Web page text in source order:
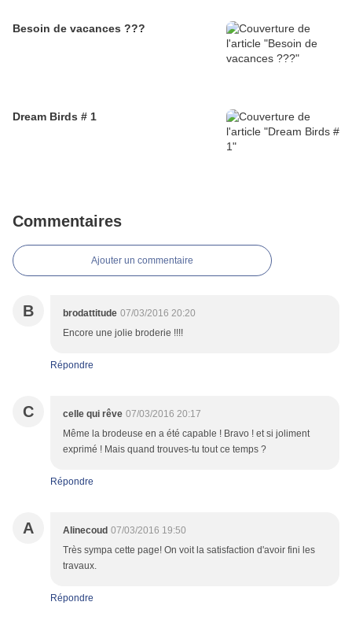
Besoin de vacances ???
Dream Birds # 1
Commentaires
Ajouter un commentaire
B brodattitude 07/03/2016 20:20
Encore une jolie broderie !!!!
Répondre
C celle qui rêve 07/03/2016 20:17
Même la brodeuse en a été capable ! Bravo ! et si joliment
exprimé ! Mais quand trouves-tu tout ce temps ?
Répondre
A Alinecoud 07/03/2016 19:50
Très sympa cette page! On voit la satisfaction d'avoir fini les
travaux.
Répondre